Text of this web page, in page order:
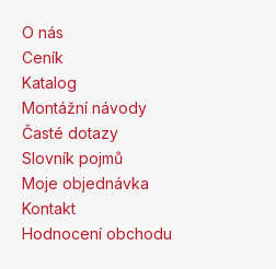
O nás
Ceník
Katalog
Montážní návody
Časté dotazy
Slovník pojmů
Moje objednávka
Kontakt
Hodnocení obchodu